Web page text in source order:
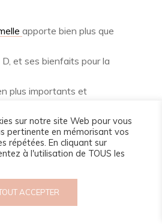
apporte bien plus que
et ses bienfaits pour la
plus importants et
dulait de
sur notre site Web pour vous
pertinente en mémorisant vos
répétées. En cliquant sur
à l'utilisation de TOUS les
ACCEPTER